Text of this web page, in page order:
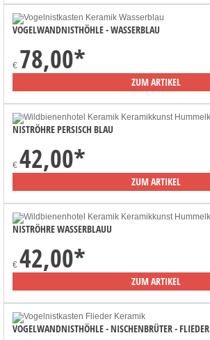
VOGELWANDNISTHÖHLE - WASSERBLAU
€ 78,00*
ZUM ARTIKEL
NISTRÖHRE PERSISCH BLAU
€ 42,00*
ZUM ARTIKEL
NISTRÖHRE WASSERBLAUU
€ 42,00*
ZUM ARTIKEL
VOGELWANDNISTHÖHLE - NISCHENBRÜTER - FLIEDER